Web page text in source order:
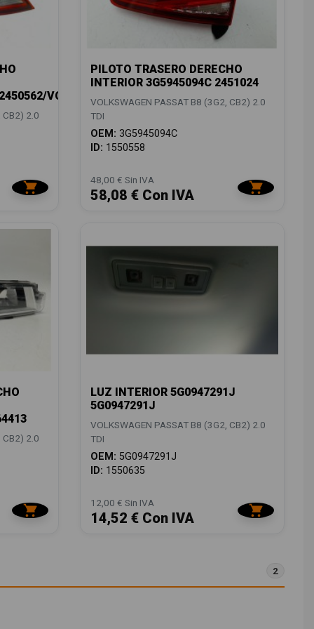
VG0564073
CB2) 2.0
PILOTO TRASERO DERECHO
INTERIOR 3G5945094C 2451024
VOLKSWAGEN PASSAT B8 (3G2, CB2) 2.0
TDI
OEM: 3G5945094C
ID: 1550558
48,00 € Sin IVA
58,08 € Con IVA
CB2) 2.0
LUZ INTERIOR 5G0947291J
5G0947291J
VOLKSWAGEN PASSAT B8 (3G2, CB2) 2.0
TDI
OEM: 5G0947291J
ID: 1550635
12,00 € Sin IVA
14,52 € Con IVA
2